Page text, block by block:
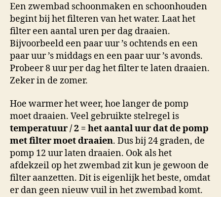
Een zwembad schoonmaken en schoonhouden
begint bij het filteren van het water. Laat het
filter een aantal uren per dag draaien.
Bijvoorbeeld een paar uur ’s ochtends en een
paar uur ’s middags en een paar uur ’s avonds.
Probeer 8 uur per dag het filter te laten draaien.
Zeker in de zomer.
Hoe warmer het weer, hoe langer de pomp
moet draaien. Veel gebruikte stelregel is
temperatuur / 2 = het aantal uur dat de pomp
met filter moet draaien. Dus bij 24 graden, de
pomp 12 uur laten draaien. Ook als het
afdekzeil op het zwembad zit kun je gewoon de
filter aanzetten. Dit is eigenlijk het beste, omdat
er dan geen nieuw vuil in het zwembad komt.